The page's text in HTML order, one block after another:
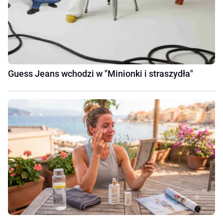
Guess Jeans wchodzi w "Minionki i straszydła"